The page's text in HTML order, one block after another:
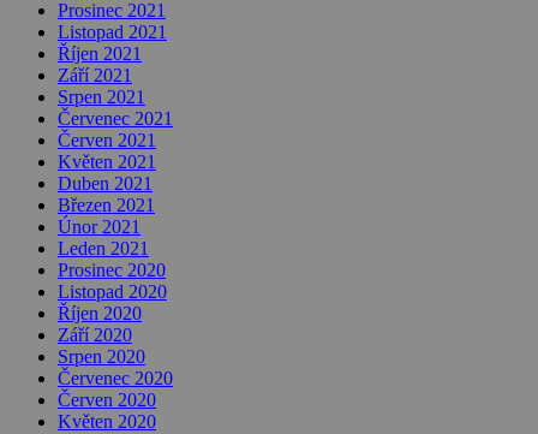
Prosinec 2021
Listopad 2021
Říjen 2021
Září 2021
Srpen 2021
Červenec 2021
Červen 2021
Květen 2021
Duben 2021
Březen 2021
Únor 2021
Leden 2021
Prosinec 2020
Listopad 2020
Říjen 2020
Září 2020
Srpen 2020
Červenec 2020
Červen 2020
Květen 2020